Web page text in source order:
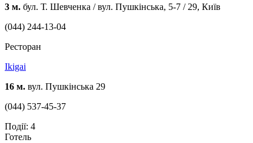
3 м. бул. Т. Шевченка / вул. Пушкінська, 5-7 / 29, Київ
(044) 244-13-04
Ресторан
Ikigai
16 м. вул. Пушкінська 29
(044) 537-45-37
Події: 4
Готель